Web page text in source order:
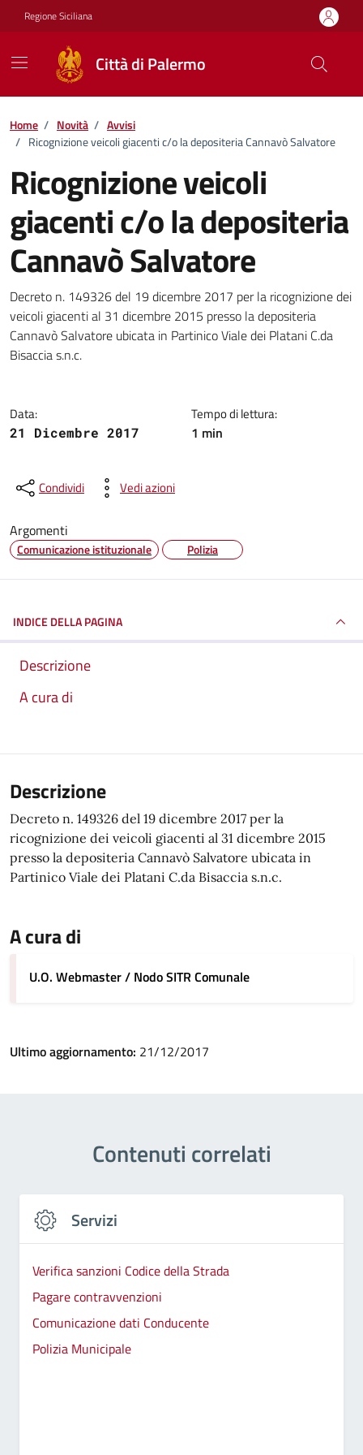
Vai ai contenuti
Vai al footer
Regione Siciliana
Città di Palermo
Home / Novità / Avvisi
/ Ricognizione veicoli giacenti c/o la depositeria Cannavò Salvatore
Ricognizione veicoli
giacenti c/o la depositeria
Cannavò Salvatore
Dettagli della notizia
Decreto n. 149326 del 19 dicembre 2017 per la ricognizione dei
veicoli giacenti al 31 dicembre 2015 presso la depositeria
Cannavò Salvatore ubicata in Partinico Viale dei Platani C.da
Bisaccia s.n.c.
Data:
21 Dicembre 2017
Tempo di lettura:
1 min
Condividi Vedi azioni
Argomenti
Comunicazione istituzionale Polizia
INDICE DELLA PAGINA
Descrizione
A cura di
Descrizione
Decreto n. 149326 del 19 dicembre 2017 per la
ricognizione dei veicoli giacenti al 31 dicembre 2015
presso la depositeria Cannavò Salvatore ubicata in
Partinico Viale dei Platani C.da Bisaccia s.n.c.
A cura di
U.O. Webmaster / Nodo SITR Comunale
Ultimo aggiornamento: 21/12/2017
Contenuti correlati
Servizi
Verifica sanzioni Codice della Strada
Pagare contravvenzioni
Comunicazione dati Conducente
Polizia Municipale